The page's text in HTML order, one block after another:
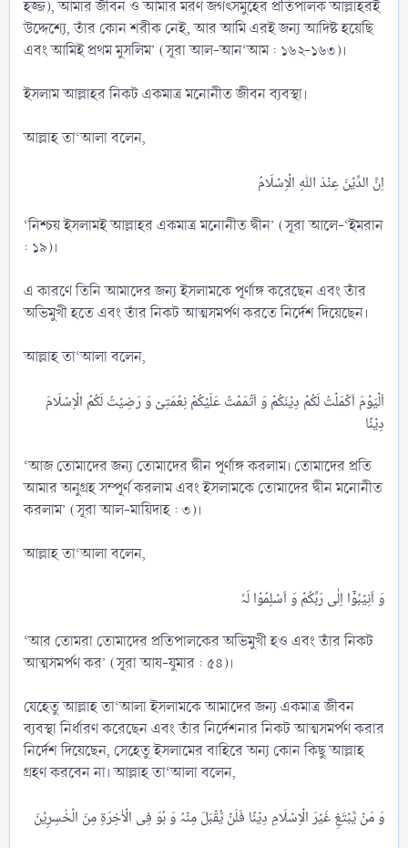
হজ্জ), আমার জীবন ও আমার মরণ জগৎসমুহের প্রতিপালক আল্লাহরই
উদ্দেশ্যে, তাঁর কোন শরীক নেই, আর আমি এরই জন্য আদিষ্ট হয়েছি
এবং আমিই প্রথম মুসলিম’ (সূরা আল-আন‘আম : ১৬২-১৬৩)।
ইসলাম আল্লাহর নিকট একমাত্র মনোনীত জীবন ব্যবস্থা।
আল্লাহ তা‘আলা বলেন,
‘নিশ্চয় ইসলামই আল্লাহর একমাত্র মনোনীত দ্বীন’ (সূরা আলে-‘ইমরান
: ১৯)।
এ কারণে তিনি আমাদের জন্য ইসলামকে পূর্ণাঙ্গ করেছেন এবং তাঁর
অভিমুখী হতে এবং তাঁর নিকট আত্মসমর্পণ করতে নির্দেশ দিয়েছেন।
আল্লাহ তা‘আলা বলেন,
اَلۡیَوۡمَ اَکۡمَلۡتُ لَکُمۡ دِیۡنَکُمۡ وَ اَتۡمَمۡتُ عَلَیۡکُمۡ نِعۡمَتِیۡ وَ رَضِیۡتُ لَکُمُ الۡاِسۡلَامَ
‘আজ তোমাদের জন্য তোমাদের দ্বীন পূর্ণাঙ্গ করলাম। তোমাদের প্রতি
আমার অনুগ্রহ সম্পূর্ণ করলাম এবং ইসলামকে তোমাদের দ্বীন মনোনীত
করলাম’ (সূরা আল-মায়িদাহ : ৩)।
আল্লাহ তা‘আলা বলেন,
‘আর তোমরা তোমাদের প্রতিপালকের অভিমুখী হও এবং তাঁর নিকট
আত্মসমর্পণ কর’ (সূরা আয-যুমার : ৫৪)।
যেহেতু আল্লাহ তা‘আলা ইসলামকে আমাদের জন্য একমাত্র জীবন
ব্যবস্থা নির্ধারণ করেছেন এবং তাঁর নির্দেশনার নিকট আত্মসমর্পণ করার
নির্দেশ দিয়েছেন, সেহেতু ইসলামের বাহিরে অন্য কোন কিছু আল্লাহ
গ্রহণ করবেন না। আল্লাহ তা‘আলা বলেন,